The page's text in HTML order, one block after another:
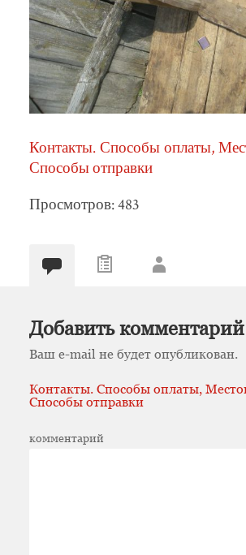
Контакты. Способы оплаты,
Способы отправки
Просмотров: 483
Добавить комментарий
Ваш e-mail не будет опубликован.
Контакты. Способы оплаты,
Способы отправки
комментарий